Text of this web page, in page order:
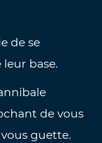
de se
base.
de vous
guette.